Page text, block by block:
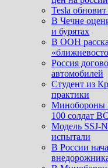
Tesla
В Чечне
и бурятах
В ООН
Россия
автомобилей
Студент из
практики
Минобороны
100 солдат
Модель SSJ-
испытали
В России